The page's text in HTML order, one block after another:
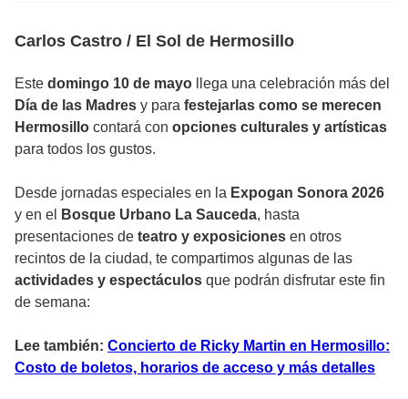
Carlos Castro / El Sol de Hermosillo
Este domingo 10 de mayo llega una celebración más del
Día de las Madres y para festejarlas como se merecen
Hermosillo contará con opciones culturales y artísticas
para todos los gustos.
Desde jornadas especiales en la Expogan Sonora 2026
y en el
Bosque Urbano La Sauceda, hasta
presentaciones de teatro y exposiciones en otros
recintos de la ciudad, te compartimos algunas de las
actividades y espectáculos que podrán disfrutar este fin
de semana:
Lee también: Concierto de Ricky Martin en Hermosillo:
Costo de boletos, horarios de acceso y más detalles